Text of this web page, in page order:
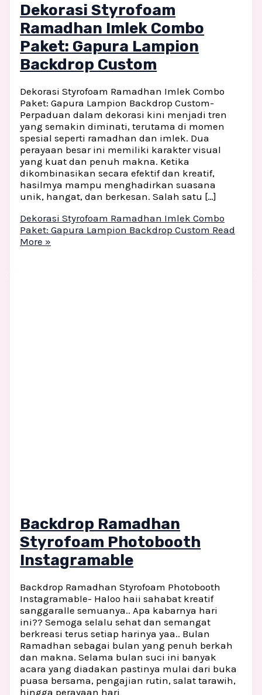
Dekorasi Styrofoam
Ramadhan Imlek Combo
Paket: Gapura Lampion
Backdrop Custom
Dekorasi Styrofoam Ramadhan Imlek Combo
Paket: Gapura Lampion Backdrop Custom-
Perpaduan dalam dekorasi kini menjadi tren
yang semakin diminati, terutama di momen
spesial seperti ramadhan dan imlek. Dua
perayaan besar ini memiliki karakter visual
yang kuat dan penuh makna. Ketika
dikombinasikan secara efektif dan kreatif,
hasilmya mampu menghadirkan suasana
unik, hangat, dan berkesan. Salah satu […]
Dekorasi Styrofoam Ramadhan Imlek Combo
Paket: Gapura Lampion Backdrop Custom Read
More »
Backdrop Ramadhan
Styrofoam Photobooth
Instagramable
Backdrop Ramadhan Styrofoam Photobooth
Instagramable- Haloo haii sahabat kreatif
sanggaralle semuanya.. Apa kabarnya hari
ini?? Semoga selalu sehat dan semangat
berkreasi terus setiap harinya yaa.. Bulan
Ramadhan sebagai bulan yang penuh berkah
dan makna. Selama bulan suci ini banyak
acara yang diadakan pastinya mulai dari buka
puasa bersama, pengajian rutin, salat tarawih,
hingga perayaan hari